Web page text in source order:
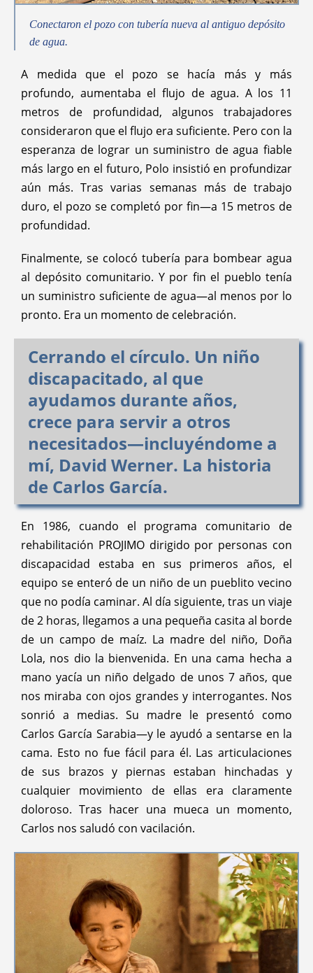
Conectaron el pozo con tubería nueva al antiguo depósito
de agua.
A medida que el pozo se hacía más y más
profundo, aumentaba el flujo de agua. A los 11
metros de profundidad, algunos trabajadores
consideraron que el flujo era suficiente. Pero con la
esperanza de lograr un suministro de agua fiable
más largo en el futuro, Polo insistió en profundizar
aún más. Tras varias semanas más de trabajo
duro, el pozo se completó por fin—a 15 metros de
profundidad.
Finalmente, se colocó tubería para bombear agua
al depósito comunitario. Y por fin el pueblo tenía
un suministro suficiente de agua—al menos por lo
pronto. Era un momento de celebración.
Cerrando el círculo. Un niño
discapacitado, al que
ayudamos durante años,
crece para servir a otros
necesitados—incluyéndome a
mí, David Werner. La historia
de Carlos García.
En 1986, cuando el programa comunitario de
rehabilitación PROJIMO dirigido por personas con
discapacidad estaba en sus primeros años, el
equipo se enteró de un niño de un pueblito vecino
que no podía caminar. Al día siguiente, tras un viaje
de 2 horas, llegamos a una pequeña casita al borde
de un campo de maíz. La madre del niño, Doña
Lola, nos dio la bienvenida. En una cama hecha a
mano yacía un niño delgado de unos 7 años, que
nos miraba con ojos grandes y interrogantes. Nos
sonrió a medias. Su madre le presentó como
Carlos García Sarabia—y le ayudó a sentarse en la
cama. Esto no fue fácil para él. Las articulaciones
de sus brazos y piernas estaban hinchadas y
cualquier movimiento de ellas era claramente
doloroso. Tras hacer una mueca un momento,
Carlos nos saludó con vacilación.